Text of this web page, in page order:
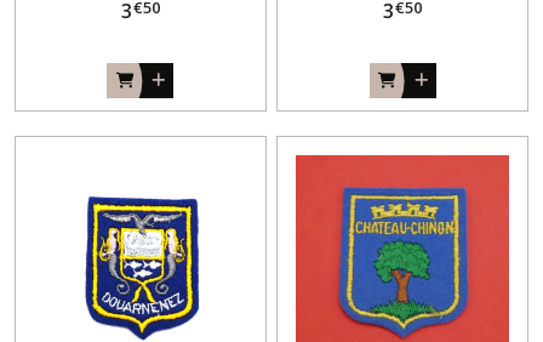
3€50 3€50